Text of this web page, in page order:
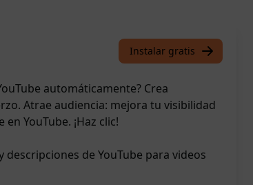
Instalar gratis
automáticamente? Crea
Atrae audiencia: mejora tu visibilidad
YouTube. ¡Haz clic!
de YouTube para videos